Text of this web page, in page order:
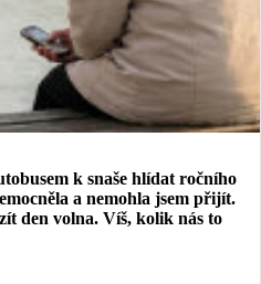
k snaše hlídat ročního
a nemohla jsem přijít.
den volna. Víš, kolik nás to